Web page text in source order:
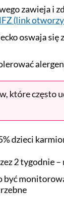
zawieja i
(link
oswaja
które często
dzieci
2 tygodnie